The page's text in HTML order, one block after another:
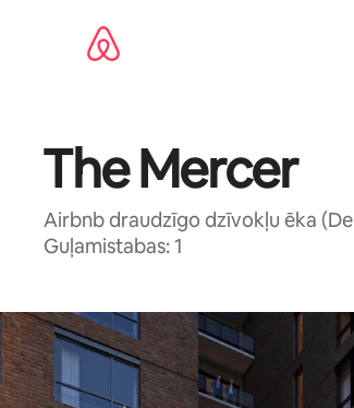
The Mercer
Airbnb draudzīgo dzīvokļu ēka
Guļamistabas: 1